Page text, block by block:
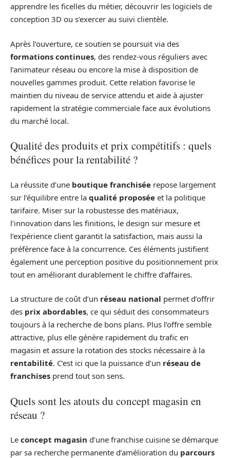
apprendre les ficelles du métier, découvrir les logiciels de
conception 3D ou s’exercer au suivi clientèle.
Après l’ouverture, ce soutien se poursuit via des
formations continues, des rendez-vous réguliers avec
l’animateur réseau ou encore la mise à disposition de
nouvelles gammes produit. Cette relation favorise le
maintien du niveau de service attendu et aide à ajuster
rapidement la stratégie commerciale face aux évolutions
du marché local.
Qualité des produits et prix compétitifs : quels
bénéfices pour la rentabilité ?
La réussite d’une boutique franchisée repose largement
sur l’équilibre entre la qualité proposée et la politique
tarifaire. Miser sur la robustesse des matériaux,
l’innovation dans les finitions, le design sur mesure et
l’expérience client garantit la satisfaction, mais aussi la
préférence face à la concurrence. Ces éléments justifient
également une perception positive du positionnement prix
tout en améliorant durablement le chiffre d’affaires.
La structure de coût d’un réseau national permet d’offrir
des prix abordables, ce qui séduit des consommateurs
toujours à la recherche de bons plans. Plus l’offre semble
attractive, plus elle génère rapidement du trafic en
magasin et assure la rotation des stocks nécessaire à la
rentabilité. C’est ici que la puissance d’un réseau de
franchises prend tout son sens.
Quels sont les atouts du concept magasin en
réseau ?
Le concept magasin d’une franchise cuisine se démarque
par sa recherche permanente d’amélioration du parcours